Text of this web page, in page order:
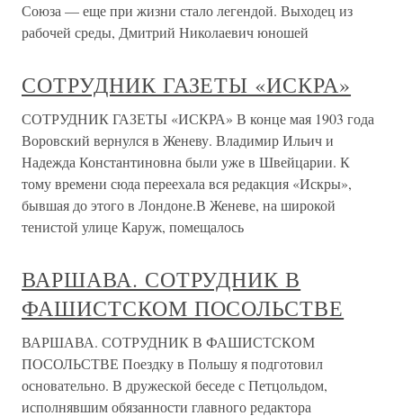
Союза — еще при жизни стало легендой. Выходец из
рабочей среды, Дмитрий Николаевич юношей
СОТРУДНИК ГАЗЕТЫ «ИСКРА»
СОТРУДНИК ГАЗЕТЫ «ИСКРА» В конце мая 1903 года
Воровский вернулся в Женеву. Владимир Ильич и
Надежда Константиновна были уже в Швейцарии. К
тому времени сюда переехала вся редакция «Искры»,
бывшая до этого в Лондоне.В Женеве, на широкой
тенистой улице Каруж, помещалось
ВАРШАВА. СОТРУДНИК В
ФАШИСТСКОМ ПОСОЛЬСТВЕ
ВАРШАВА. СОТРУДНИК В ФАШИСТСКОМ
ПОСОЛЬСТВЕ Поездку в Польшу я подготовил
основательно. В дружеской беседе с Петцольдом,
исполнявшим обязанности главного редактора